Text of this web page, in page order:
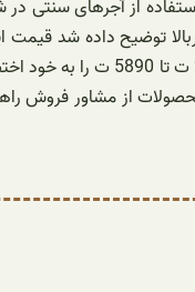
از آجرهای سنتی
توضیح داده شد
قیمتی حداقل آجر کف
از مشاور فروش